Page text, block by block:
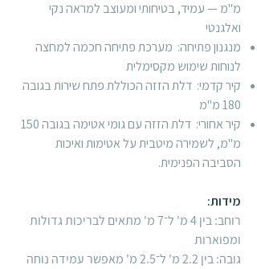
מ"מ — עמיד, בטיחותי ומעוצב למראה נקי
ואלגנטי
מנגנון פתיחה: מערכת פתיחה חכמה למחצה
לנוחות שימוש מקסימלית
קיר קדמי: דלת הזזה הכוללת פתח שירות בגובה
180 מ"מ
קיר אחורי: דלת הזזה עם גומי אטימה בגובה 150
מ"מ, לשמירה מיטבית על אטימות ואיכות
הסביבה הפנימית.
מידות:
רוחב: בין 4 מ' ל־7 מ' מתאים לבריכות גדולות
ומפוארות
גובה: בין 2.2 מ' ל־2.5 מ' מאפשר עמידה נוחה